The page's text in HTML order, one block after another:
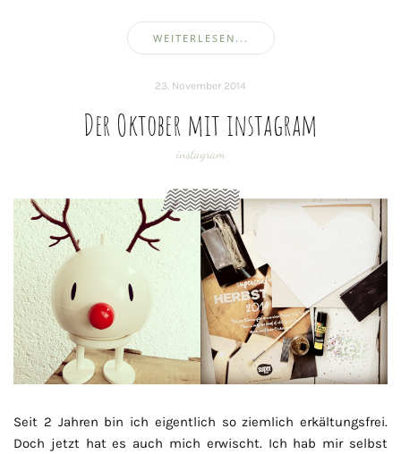
WEITERLESEN...
23. November 2014
Der Oktober mit instagram
instagram
Seit 2 Jahren bin ich eigentlich so ziemlich erkältungsfrei.
Doch jetzt hat es auch mich erwischt. Ich hab mir selbst